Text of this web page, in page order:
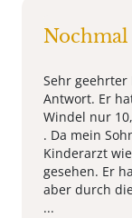
Nochmal
Sehr
Antwort. Er
Windel nur
. Da mein
Kinderarzt
gesehen. Er
aber durch
...